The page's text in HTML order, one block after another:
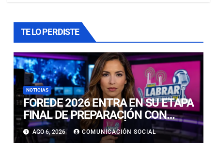
TE LO PERDISTE
NOTICIAS
FOREDE 2026 ENTRA EN SU ETAPA
FINAL DE PREPARACIÓN CON
NUEVAS TECNOLOGÍAS DE
ACCESO Y OPORTUNIDADES PARA
AGO 6, 2026 COMUNICACIÓN SOCIAL